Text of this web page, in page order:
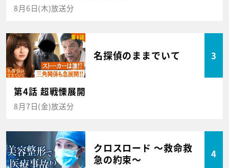
8月6日(木)放送分
名探偵のままでいて 3
第4話 超戦慄展開
8月7日(金)放送分
クロスロード ～救命救
急の約束～
4